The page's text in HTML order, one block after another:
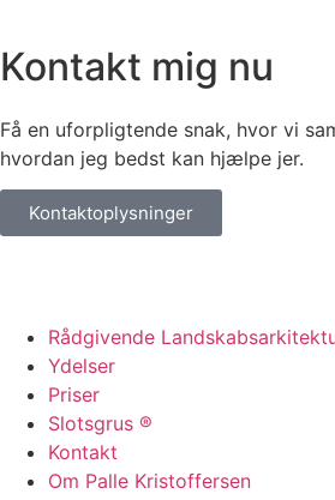
Kontakt mig nu
Få en uforpligtende snak, hvor vi
hvordan jeg bedst kan hjælpe jer.
Kontaktoplysninger
Rådgivende
Ydelser
Priser
Slotsgrus ®
Kontakt
Om Palle Kristoffersen